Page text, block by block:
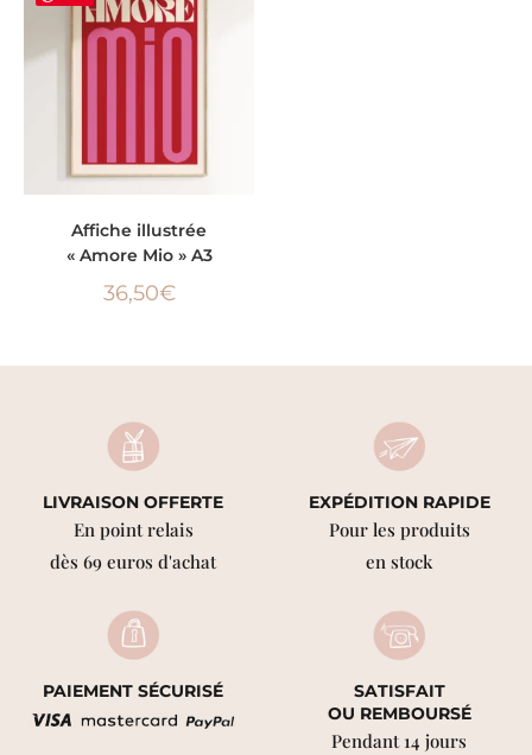
Affiche illustrée
« Amore Mio » A3
36,50€
LIVRAISON OFFERTE
En point relais
dès 69 euros d'achat
EXPÉDITION RAPIDE
Pour les produits
en stock
PAIEMENT SÉCURISÉ
SATISFAIT
OU REMBOURSÉ
Pendant 14 jours